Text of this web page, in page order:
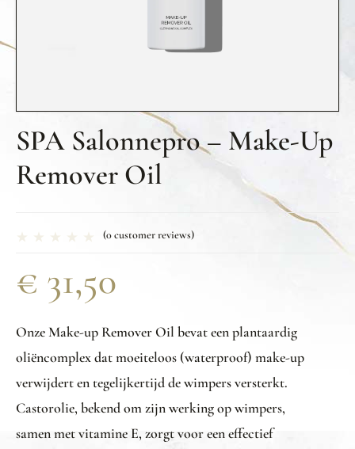
SPA Salonnepro – Make-Up
Remover Oil
(0customer reviews)
€ 31,50
Onze Make-up Remover Oil bevat een plantaardig
oliëncomplex dat moeiteloos (waterproof) make-up
verwijdert en tegelijkertijd de wimpers versterkt.
Castorolie, bekend om zijn werking op wimpers,
samen met vitamine E, zorgt voor een effectief